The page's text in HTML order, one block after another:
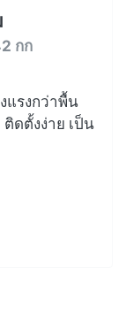
กก
แรงกว่าพื้น
ดตั้งง่าย เป็น